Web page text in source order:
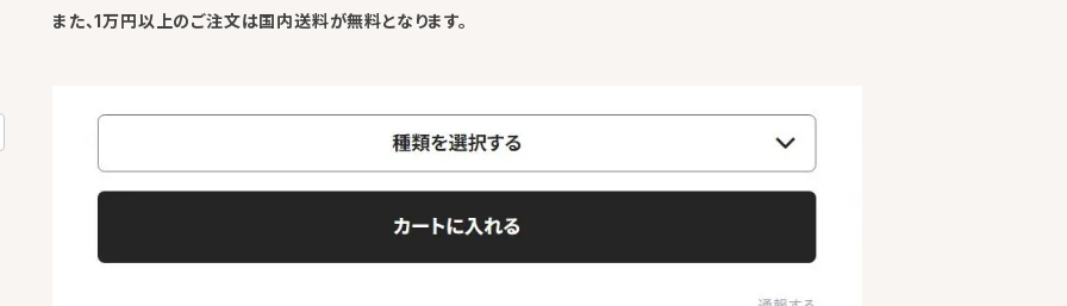
また、1万円以上のご注文は国内送料が無料となります。